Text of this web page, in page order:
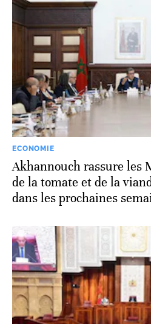
ECONOMIE
Akhannouch rassure les
de la tomate et de la
dans les prochaines